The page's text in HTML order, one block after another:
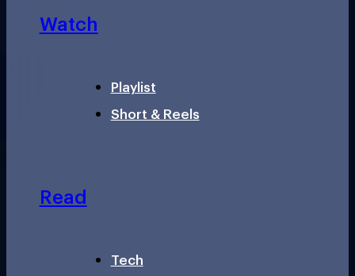
Watch
Playlist
Short & Reels
Read
Tech